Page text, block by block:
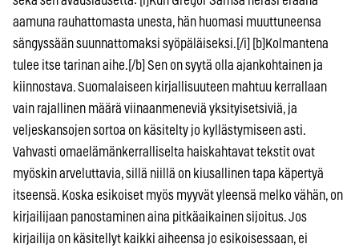
aamuna rauhattomasta unesta, hän huomasi muuttuneensa
sängyssään suunnattomaksi syöpäläiseksi.[/i] [b]Kolmantena
tulee itse tarinan aihe.[/b] Sen on syytä olla ajankohtainen ja
kiinnostava. Suomalaiseen kirjallisuuteen mahtuu kerrallaan
vain rajallinen määrä viinaanmeneviä yksityisetsiviä, ja
veljeskansojen sortoa on käsitelty jo kyllästymiseen asti.
Vahvasti omaelämänkerralliselta haiskahtavat tekstit ovat
myöskin arveluttavia, sillä niillä on kiusallinen tapa käpertyä
itseensä. Koska esikoiset myös myyvät yleensä melko vähän, on
kirjailijaan panostaminen aina pitkäaikainen sijoitus. Jos
kirjailija on käsitellyt kaikki aiheensa jo esikoisessaan, ei